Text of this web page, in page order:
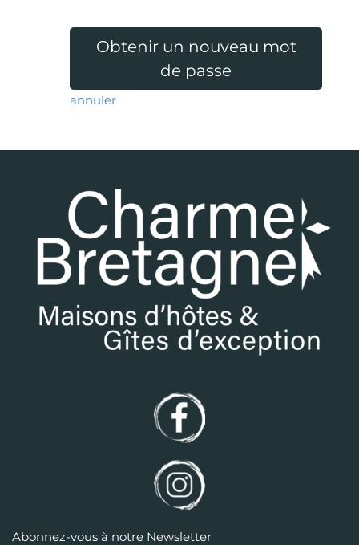
Obtenir un nouveau mot
de passe
annuler
Abonnez-vous à notre Newsletter